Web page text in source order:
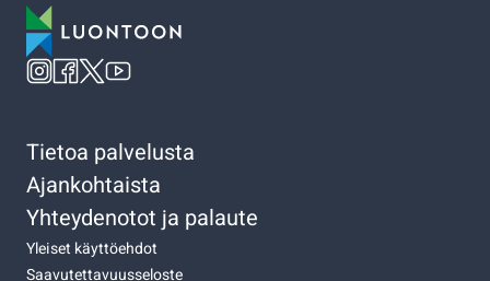
Tietoa palvelusta
Ajankohtaista
Yhteydenotot ja palaute
Yleiset käyttöehdot
Saavutettavuusseloste